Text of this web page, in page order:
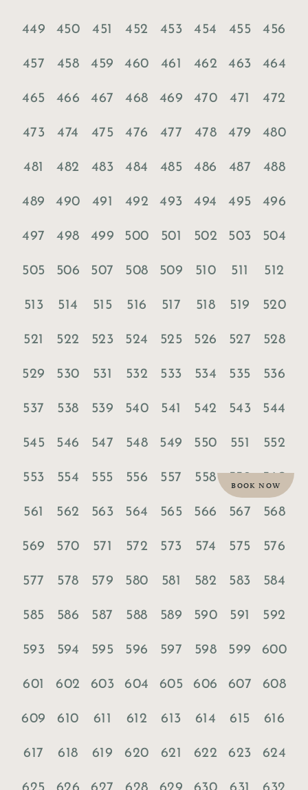
BOOK NOW
449 450 451 452 453 454 455 456
457 458 459 460 461 462 463 464
465 466 467 468 469 470 471 472
473 474 475 476 477 478 479 480
481 482 483 484 485 486 487 488
489 490 491 492 493 494 495 496
497 498 499 500 501 502 503 504
505 506 507 508 509 510 511 512
513 514 515 516 517 518 519 520
521 522 523 524 525 526 527 528
529 530 531 532 533 534 535 536
537 538 539 540 541 542 543 544
545 546 547 548 549 550 551 552
553 554 555 556 557 558
561 562 563 564 565 566 567 568
569 570 571 572 573 574 575 576
577 578 579 580 581 582 583 584
585 586 587 588 589 590 591 592
593 594 595 596 597 598 599 600
601 602 603 604 605 606 607 608
609 610 611 612 613 614 615 616
617 618 619 620 621 622 623 624